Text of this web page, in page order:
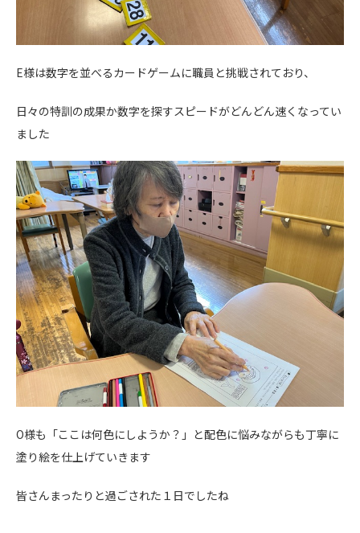
E様は数字を並べるカードゲームに職員と挑戦されており、
日々の特訓の成果か数字を探すスピードがどんどん速くなってい
ました
O様も「ここは何色にしようか？」と配色に悩みながらも丁寧に
塗り絵を仕上げていきます
皆さんまったりと過ごされた１日でしたね